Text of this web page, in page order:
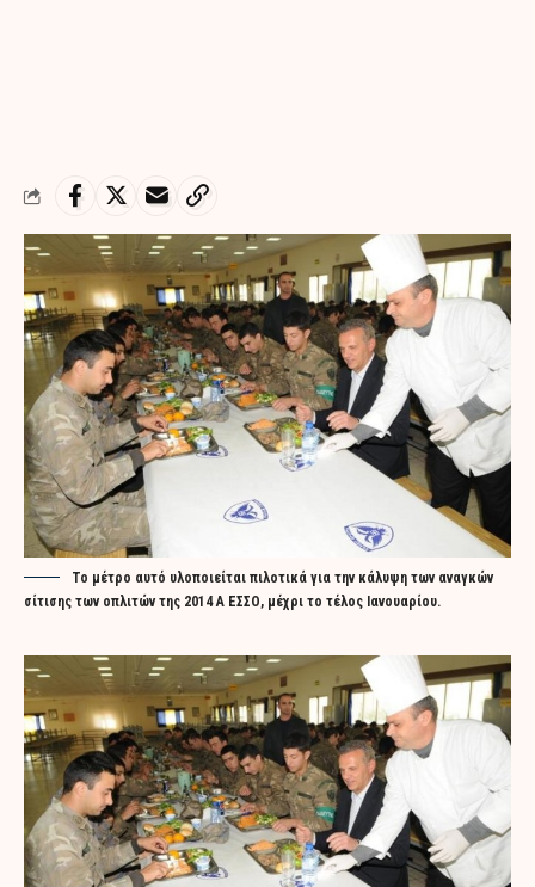
Το μέτρο αυτό υλοποιείται πιλοτικά για την κάλυψη των αναγκών
σίτισης των οπλιτών της 2014 Α ΕΣΣΟ, μέχρι το τέλος Ιανουαρίου.